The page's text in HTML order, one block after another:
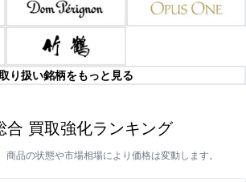
り扱い銘柄をもっと見る
合 買取強化ランキング
品の状態や市場相場により価格は変動します。